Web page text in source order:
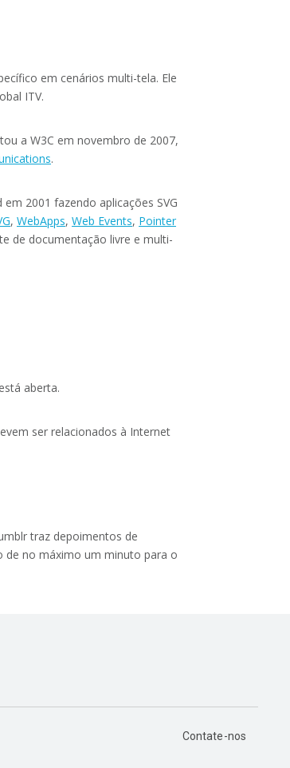
em cenários multi-tela. Ele
ITV.
a W3C em novembro de 2007,
.
2001 fazendo aplicações SVG
, WebApps, Web Events, Pointer
de documentação livre e multi-
aberta.
ser relacionados à Internet
traz depoimentos de
de no máximo um minuto para o
Contate-nos